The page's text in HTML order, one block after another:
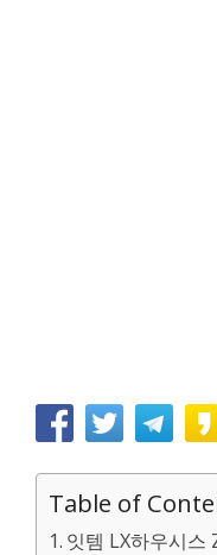
Table of
잇템 LX하우시스